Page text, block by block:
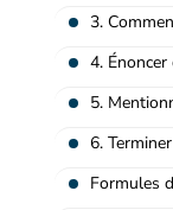
3.
4.
5.
6.
Formules